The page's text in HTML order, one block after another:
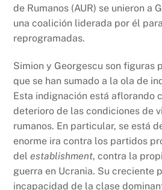
de Rumanos (AUR) se unieron a
una coalición liderada por él
reprogramadas.
Simion y Georgescu son figuras
que se han sumado a la ola de
Esta indignación está aflorando
deterioro de las condiciones de
rumanos. En particular, se está
enorme ira contra los partidos
delestablishment, contra la
guerra en Ucrania. Su creciente
incapacidad de la clase